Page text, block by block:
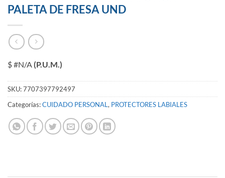
PALETA DE FRESA UND
$ #N/A (P.U.M.)
SKU:7707397792497
Categorías:CUIDADO PERSONAL, PROTECTORES LABIALES